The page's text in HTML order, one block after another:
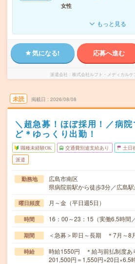
女性
もっと見る
気になる! 応募へ進む
派遣会社 株式会社ルフト・メディカル
未読 掲載日 2026/08/08
＼超急募！ほぼ採用！／病
ど＊ゆっくり出勤！
職種未経験OK 交通費別途支給あり 土日
派遣
勤務地
広島市南区
県病院前駅から徒歩3分／広島
曜日頻度 月～金（平日週5日）
時間 16：00～23：15（実働6.5時間
期間 ＜急募＞即日～長期 ＊7月～8
時給
時給1550円 ＊給与前払制度あ
201,500円＝1,550円×20日×6.5